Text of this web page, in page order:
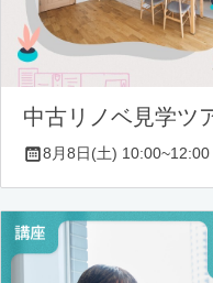
中古リノベ見学ツ
8月8日(土)